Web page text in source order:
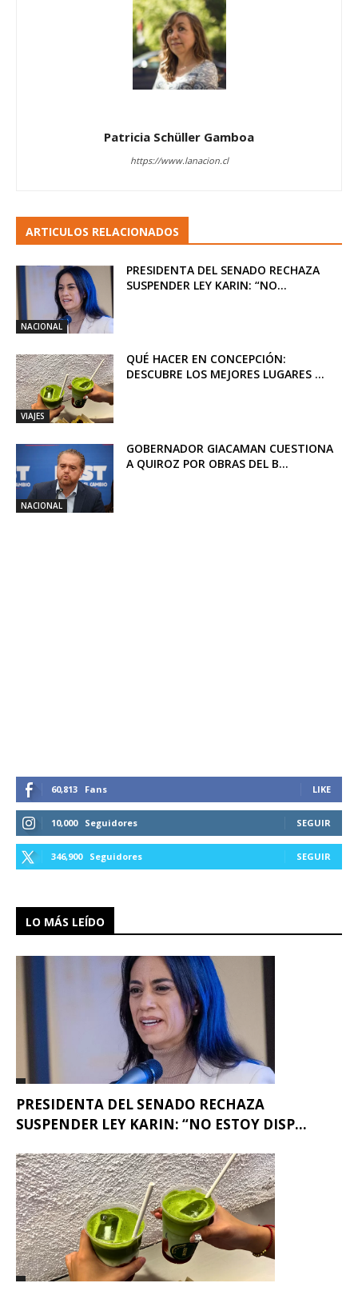
Patricia Schüller Gamboa
https://www.lanacion.cl
ARTICULOS RELACIONADOS
NACIONAL
PRESIDENTA DEL SENADO RECHAZA
SUSPENDER LEY KARIN: “NO...
VIAJES
QUÉ HACER EN CONCEPCIÓN:
DESCUBRE LOS MEJORES LUGARES ...
NACIONAL
GOBERNADOR GIACAMAN CUESTIONA
A QUIROZ POR OBRAS DEL B...
60,813 Fans LIKE
10,000 Seguidores SEGUIR
346,900 Seguidores SEGUIR
LO MÁS LEÍDO
PRESIDENTA DEL SENADO RECHAZA
SUSPENDER LEY KARIN: “NO ESTOY DISP...